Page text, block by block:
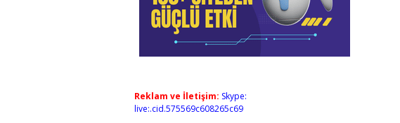
Reklam ve İletişim: Skype:
live:.cid.575569c608265c69